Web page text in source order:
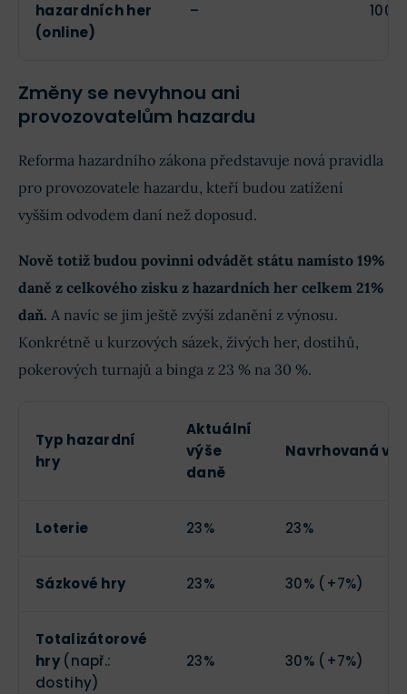
hazardních her
(online)
– 100
Změny se nevyhnou ani
provozovatelům hazardu
Reforma hazardního zákona představuje nová pravidla
pro provozovatele hazardu, kteří budou zatížení
vyšším odvodem daní než doposud.
Nově totiž budou povinni odvádět státu namísto 19%
daně z celkového zisku z hazardních her celkem 21%
daň. A navíc se jim ještě zvýší zdanění z výnosu.
Konkrétně u kurzových sázek, živých her, dostihů,
pokerových turnajů a binga z 23 % na 30 %.
Typ hazardní
hry
Aktuální
výše
daně
Navrhovaná
Loterie 23% 23%
Sázkové hry 23% 30% (+7%)
Totalizátorové
hry (např.:
dostihy)
23% 30% (+7%)